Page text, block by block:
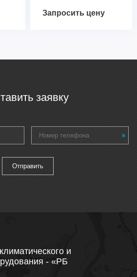
Запросить цену
заявку
и
- «РБ